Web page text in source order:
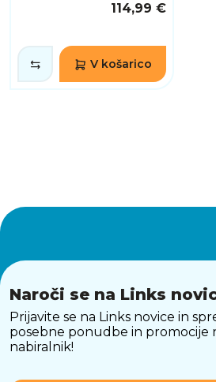
114,99 €
V košarico
Naroči se na Links
Prijavite se na Links novice in
posebne ponudbe in promocije
nabiralnik!